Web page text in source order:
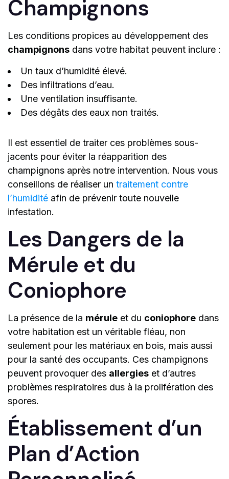
Champignons
Les conditions propices au développement des
champignons dans votre habitat peuvent inclure :
Un taux d’humidité élevé.
Des infiltrations d’eau.
Une ventilation insuffisante.
Des dégâts des eaux non traités.
Il est essentiel de traiter ces problèmes sous-
jacents pour éviter la réapparition des
champignons après notre intervention. Nous vous
conseillons de réaliser un traitement contre
l’humidité afin de prévenir toute nouvelle
infestation.
Les Dangers de la
Mérule et du
Coniophore
La présence de la mérule et du coniophore dans
votre habitation est un véritable fléau, non
seulement pour les matériaux en bois, mais aussi
pour la santé des occupants. Ces champignons
peuvent provoquer des allergies et d’autres
problèmes respiratoires dus à la prolifération des
spores.
Établissement d’un
Plan d’Action